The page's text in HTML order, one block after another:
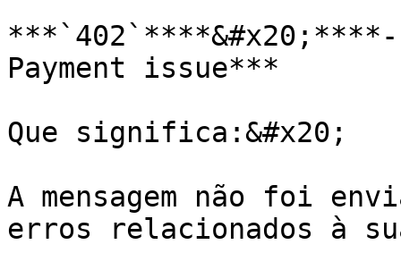
Payment issue***
Que significa:&#x20;
A mensagem não foi
erros relacionados à